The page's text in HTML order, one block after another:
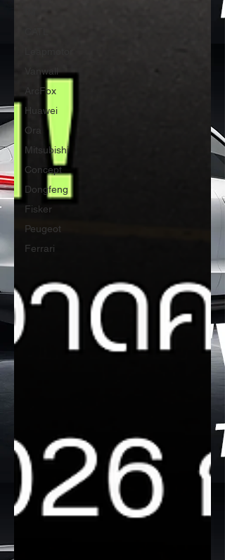
Vanwall
ArcFox
Huawei
Ora
Mitsubishi
Concept
Dongfeng
Fisker
Peugeot
Ferrari